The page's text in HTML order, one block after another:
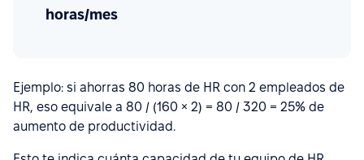
horas/mes
Ejemplo: si ahorras 80 horas de HR con 2 empleados de
HR, eso equivale a 80 / (160 × 2) = 80 / 320 = 25% de
aumento de productividad.